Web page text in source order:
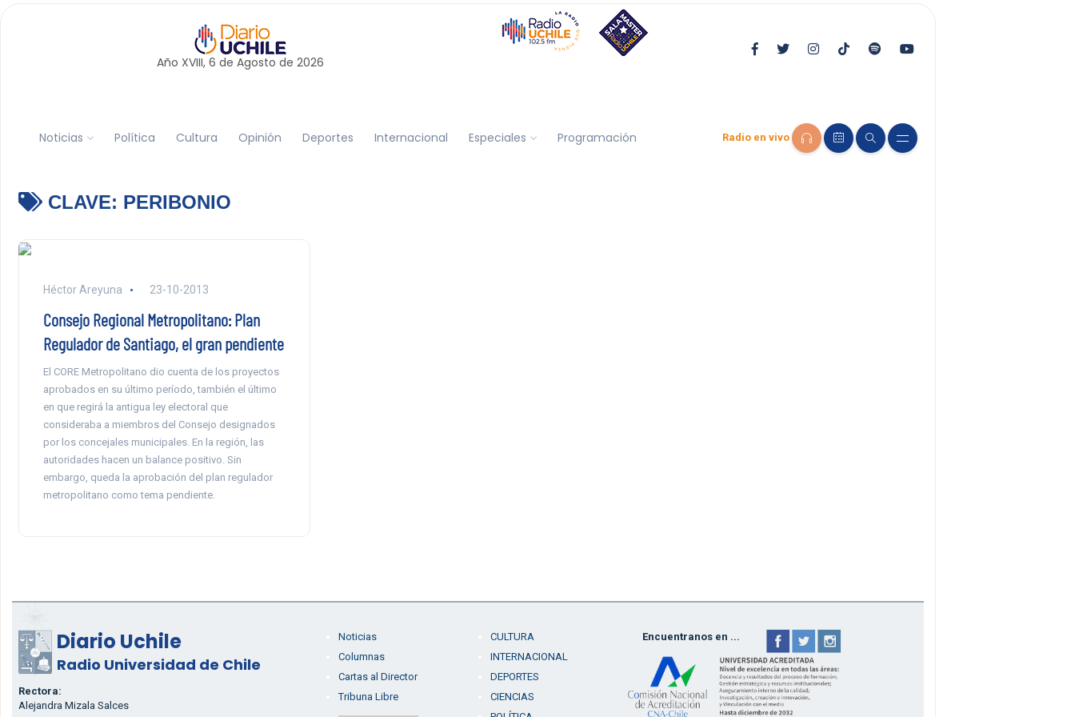
Año XVIII, 6 de Agosto de 2026
Noticias Política Cultura Opinión Deportes Internacional Especiales Programación Radio en vivo
CLAVE: PERIBONIO
Héctor Areyuna 23-10-2013
Consejo Regional Metropolitano: Plan
Regulador de Santiago, el gran pendiente
El CORE Metropolitano dio cuenta de los proyectos
aprobados en su último período, también el último
en que regirá la antigua ley electoral que
consideraba a miembros del Consejo designados
por los concejales municipales. En la región, las
autoridades hacen un balance positivo. Sin
embargo, queda la aprobación del plan regulador
metropolitano como tema pendiente.
Diario Uchile
Radio Universidad de Chile
Rectora:
Alejandra Mizala Salces
Noticias
Columnas
Cartas al Director
Tribuna Libre
CULTURA
INTERNACIONAL
DEPORTES
CIENCIAS
Encuentranos en ...